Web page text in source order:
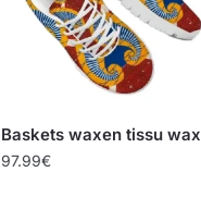
Baskets waxen tissu wax
97.99€